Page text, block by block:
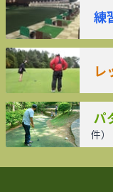
練
レ
パ
件）